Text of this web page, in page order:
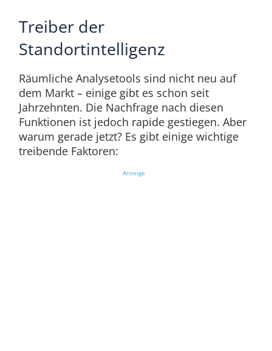
Treiber der
Standortintelligenz
Räumliche Analysetools sind nicht neu auf
dem Markt – einige gibt es schon seit
Jahrzehnten. Die Nachfrage nach diesen
Funktionen ist jedoch rapide gestiegen. Aber
warum gerade jetzt? Es gibt einige wichtige
treibende Faktoren:
Anzeige